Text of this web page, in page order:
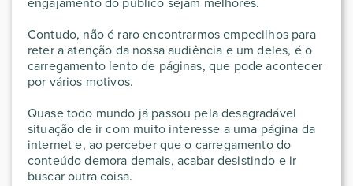
Contudo, não é raro encontrarmos empecilhos para
reter a atenção da nossa audiência e um deles, é o
carregamento lento de páginas, que pode acontecer
por vários motivos.
Quase todo mundo já passou pela desagradável
situação de ir com muito interesse a uma página da
internet e, ao perceber que o carregamento do
conteúdo demora demais, acabar desistindo e ir
buscar outra coisa.